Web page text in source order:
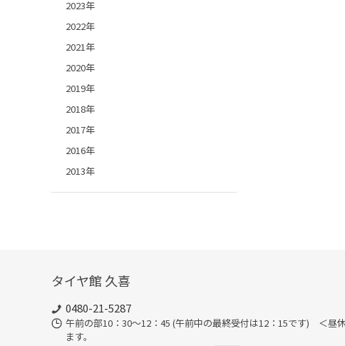
2023年
2022年
2021年
2020年
2019年
2018年
2017年
2016年
2013年
タイヤ館 久喜
0480-21-5287
午前の部10：30～12：45 (午前中の最終受付は12：15です) ＜
ます。